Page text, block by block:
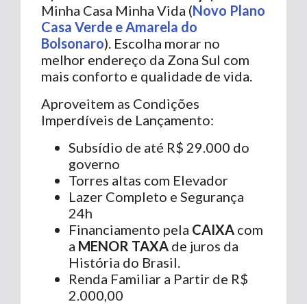
Minha Casa Minha Vida (Novo Plano
Casa Verde e Amarela do
Bolsonaro). Escolha morar no
melhor endereço da Zona Sul com
mais conforto e qualidade de vida.
Aproveitem as Condições
Imperdíveis de Lançamento:
Subsídio de até R$ 29.000 do
governo
Torres altas com Elevador
Lazer Completo e Segurança
24h
Financiamento pela CAIXA com
a MENOR TAXA de juros da
História do Brasil.
Renda Familiar a Partir de R$
2.000,00